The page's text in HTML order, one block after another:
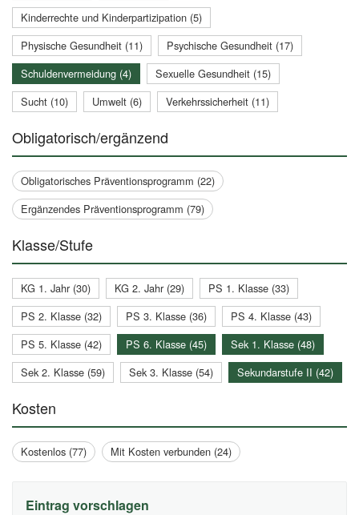
Kinderrechte und Kinderpartizipation (5)
Physische Gesundheit (11)
Psychische Gesundheit (17)
Schuldenvermeidung (4)
Sexuelle Gesundheit (15)
Sucht (10)
Umwelt (6) Verkehrssicherheit (11)
Obligatorisch/ergänzend
Obligatorisches Präventionsprogramm (22)
Ergänzendes Präventionsprogramm (79)
Klasse/Stufe
KG 1. Jahr (30) KG 2. Jahr (29)
PS 1. Klasse (33)
PS 2. Klasse (32)
PS 3. Klasse (36)
PS 4. Klasse (43)
PS 5. Klasse (42)
PS 6. Klasse (45)
Sek 1. Klasse (48)
Sek 2. Klasse (59)
Sek 3. Klasse (54) Sekundarstufe II (42)
Kosten
Kostenlos (77) Mit Kosten verbunden (24)
Eintrag vorschlagen